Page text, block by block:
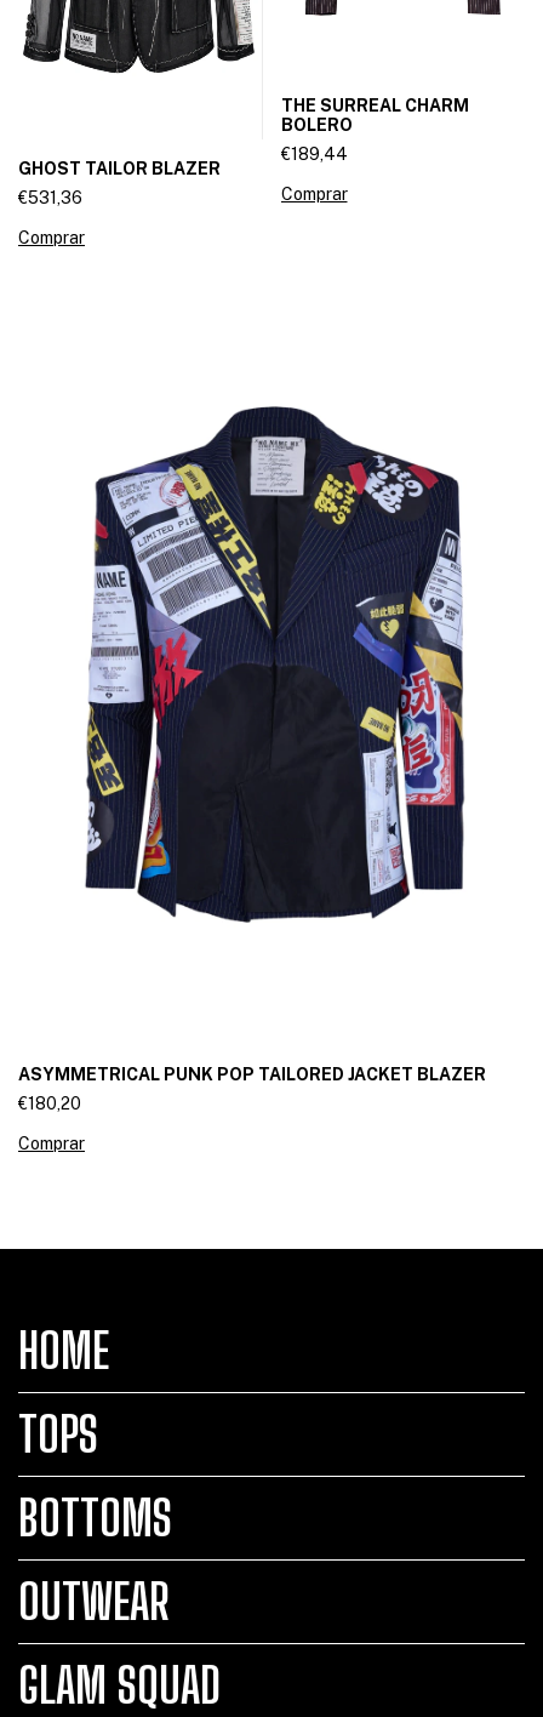
GHOST TAILOR BLAZER
€531,36
Comprar
THE SURREAL CHARM
BOLERO
€189,44
Comprar
ASYMMETRICAL PUNK POP TAILORED JACKET BLAZER
€180,20
Comprar
HOME
TOPS
BOTTOMS
OUTWEAR
GLAM SQUAD